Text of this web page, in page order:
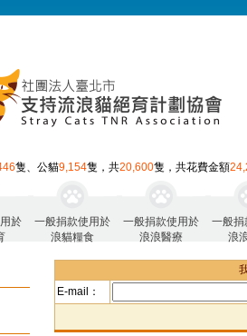
隻、公貓9,154隻，共20,600隻，共花費金額
於
一般捐款使用於
浪貓糧食
一般捐款使用於
浪浪醫療
一般捐
浪
E-mail：